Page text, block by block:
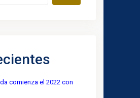
comienza el 2022 con